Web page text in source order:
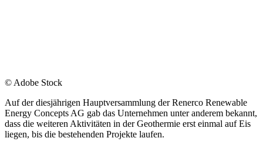
© Adobe Stock
Auf der diesjährigen Hauptversammlung der Renerco Renewable
Energy Concepts AG gab das Unternehmen unter anderem bekannt,
dass die weiteren Aktivitäten in der Geothermie erst einmal auf Eis
liegen, bis die bestehenden Projekte laufen.